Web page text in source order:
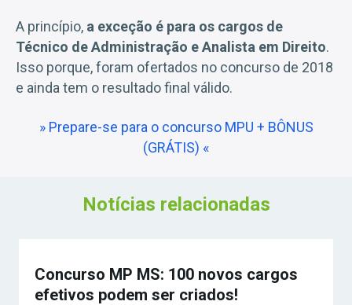
A princípio, a exceção é para os cargos de
Técnico de Administração e Analista em Direito.
Isso porque, foram ofertados no concurso de 2018
e ainda tem o resultado final válido.
» Prepare-se para o concurso MPU + BÔNUS
(GRÁTIS) «
Notícias relacionadas
Concurso MP MS: 100 novos cargos
efetivos podem ser criados!